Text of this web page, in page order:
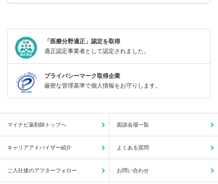
「医療分野適正」認定を取得
適正認定事業者として認定されました。
プライバシーマーク取得企業
厳密な管理基準で個人情報をお守りします。
マイナビ薬剤師トップへ 面談会場一覧
キャリアアドバイザー紹介 よくある質問
ご入社後のアフターフォロー お問い合わせ